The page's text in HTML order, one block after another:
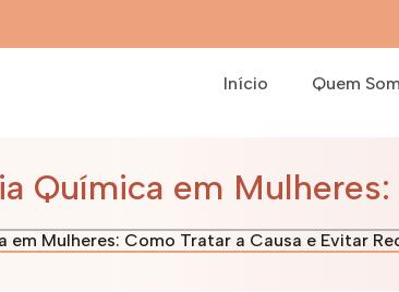
Início Quem
Química em
em Mulheres: Como Tratar a Causa e Evitar